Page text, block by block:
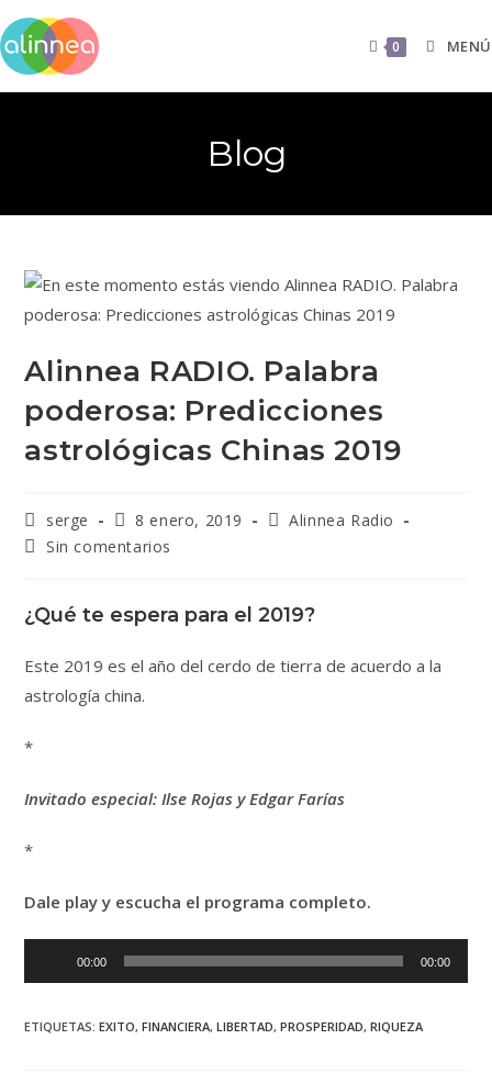
0 MENÚ
Blog
Alinnea RADIO. Palabra
poderosa: Predicciones
astrológicas Chinas 2019
serge 8 enero, 2019
Alinnea Radio
Sin comentarios
¿Qué te espera para el 2019?
Este 2019 es el año del cerdo de tierra de acuerdo a la
astrología china.
*
Invitado especial: Ilse Rojas y Edgar Farías
*
Dale play y escucha el programa completo.
Reproductor
de
00:00 00:00
ETIQUETAS:EXITO, FINANCIERA, LIBERTAD, PROSPERIDAD, RIQUEZA